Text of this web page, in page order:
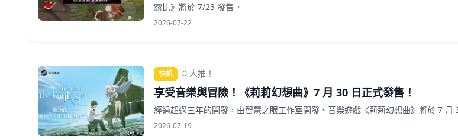
露比》將於 7/23 發售。
2026-07-22
快訊 0 人推！
享受音樂與冒險！《莉莉幻想曲》7 月 30 日正式發售！
經過超過三年的開發，由智慧之眼工作室開發、音樂遊戲《莉莉幻想曲》將於 7 月
2026-07-19